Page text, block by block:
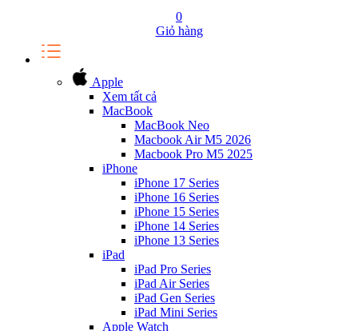
0
Giỏ hàng
Apple
Xem tất cả
MacBook
MacBook Neo
Macbook Air M5 2026
Macbook Pro M5 2025
iPhone
iPhone 17 Series
iPhone 16 Series
iPhone 15 Series
iPhone 14 Series
iPhone 13 Series
iPad
iPad Pro Series
iPad Air Series
iPad Gen Series
iPad Mini Series
Apple Watch